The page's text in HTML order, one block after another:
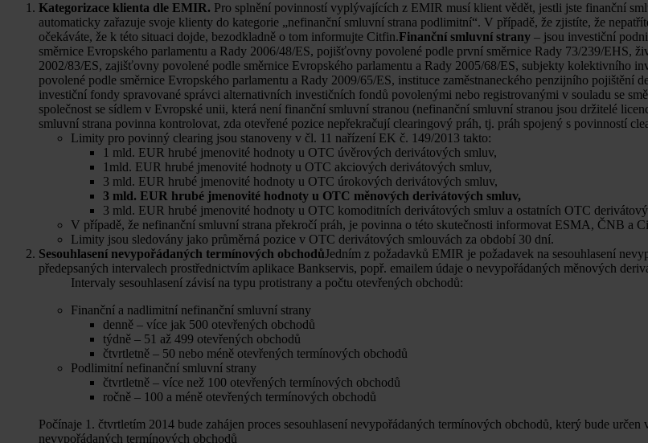
Kategorizace klienta dle EMIR. Pro splnění povinností vyplývajících z EMIR musí klient vědět, jestli jste finanční
automaticky zařazuje svoje klienty do kategorie „nefinanční smluvní strana podlimitní“. V případě, že zjistíte, že
očekáváte, že k této situaci dojde, bezodkladně o tom informujte Citfin.Finanční smluvní strany – jsou investiční
směrnice Evropského parlamentu a Rady 2006/48/ES, pojišťovny povolené podle první směrnice Rady 73/239/EHS,
2002/83/ES, zajišťovny povolené podle směrnice Evropského parlamentu a Rady 2005/68/ES, subjekty kolektivního
povolené podle směrnice Evropského parlamentu a Rady 2009/65/ES, instituce zaměstnaneckého penzijního
investiční fondy spravované správci alternativních investičních fondů povolenými nebo registrovanými v souladu se
společnost se sídlem v Evropské unii, která není finanční smluvní stranou (nefinanční smluvní stranou jsou držitelé
smluvní strana povinna kontrolovat, zda otevřené pozice nepřekračují clearingový práh, tj. práh spojený s povinností
Limity pro povinný clearing jsou stanoveny v čl. 11 nařízení EK č. 149/2013 takto:
1 mld. EUR hrubé jmenovité hodnoty u OTC úvěrových derivátových smluv,
1mld. EUR hrubé jmenovité hodnoty u OTC akciových derivátových smluv,
3 mld. EUR hrubé jmenovité hodnoty u OTC úrokových derivátových smluv,
3 mld. EUR hrubé jmenovité hodnoty u OTC měnových derivátových smluv,
3 mld. EUR hrubé jmenovité hodnoty u OTC komoditních derivátových smluv a ostatních OTC
V případě, že nefinanční smluvní strana překročí práh, je povinna o této skutečnosti informovat ESMA, ČNB a
Limity jsou sledovány jako průměrná pozice v OTC derivátových smlouvách za období 30 dní.
Sesouhlasení nevypořádaných termínových obchodůJedním z požadavků EMIR je požadavek na sesouhlasení
předepsaných intervalech prostřednictvím aplikace Bankservis, popř. emailem údaje o nevypořádaných měnových
Intervaly sesouhlasení závisí na typu protistrany a počtu otevřených obchodů:
Finanční a nadlimitní nefinanční smluvní strany
denně – více jak 500 otevřených obchodů
týdně – 51 až 499 otevřených obchodů
čtvrtletně – 50 nebo méně otevřených termínových obchodů
Podlimitní nefinanční smluvní strany
čtvrtletně – více než 100 otevřených termínových obchodů
ročně – 100 a méně otevřených termínových obchodů
Počínaje 1. čtvrtletím 2014 bude zahájen proces sesouhlasení nevypořádaných termínových obchodů, který bude
nevypořádaných termínových obchodů